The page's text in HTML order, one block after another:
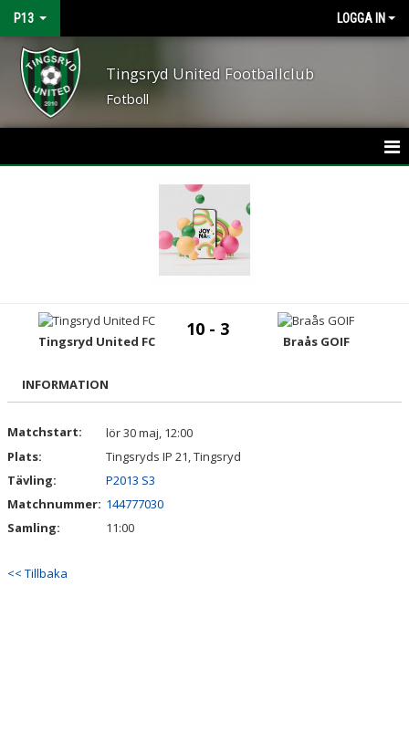
P13 LOGGA IN
Tingsryd United Footballclub
Fotboll
TRUPPEN
BILDGALLERI
KONTAKT
Tingsryd United FC
10 - 3
Braås GOIF
INFORMATION
Matchstart:
lör 30 maj, 12:00
Plats:
Tingsryds IP 21, Tingsryd
Tävling:
P2013 S3
Matchnummer: 144777030
Samling:
11:00
<< Tillbaka